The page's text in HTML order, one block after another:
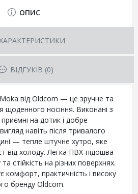
ОПИС
ВІДГУКІВ (0)
Moka від Oldcom — це зручне та
носіння. Виконані з
на дотик і добре
навіть після тривалого
— тепле штучне хутро, яке
від холоду. Легка ПВХ-підошва
стійкість на різних поверхнях.
практичність і високу
бренду Oldcom.